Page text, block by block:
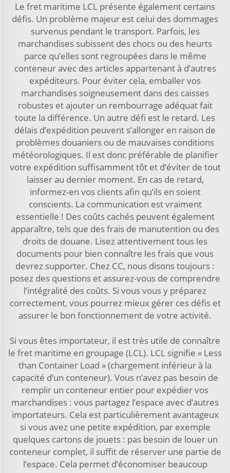
Le fret maritime LCL présente également certains
défis. Un problème majeur est celui des dommages
survenus pendant le transport. Parfois, les
marchandises subissent des chocs ou des heurts
parce qu’elles sont regroupées dans le même
conteneur avec des articles appartenant à d’autres
expéditeurs. Pour éviter cela, emballer vos
marchandises soigneusement dans des caisses
robustes et ajouter un rembourrage adéquat fait
toute la différence. Un autre défi est le retard. Les
délais d’expédition peuvent s’allonger en raison de
problèmes douaniers ou de mauvaises conditions
météorologiques. Il est donc préférable de planifier
votre expédition suffisamment tôt et d’éviter de tout
laisser au dernier moment. En cas de retard,
informez-en vos clients afin qu’ils en soient
conscients. La communication est vraiment
essentielle ! Des coûts cachés peuvent également
apparaître, tels que des frais de manutention ou des
droits de douane. Lisez attentivement tous les
documents pour bien connaître les frais que vous
devrez supporter. Chez CC, nous disons toujours :
posez des questions et assurez-vous de comprendre
l’intégralité des coûts. Si vous vous y préparez
correctement, vous pourrez mieux gérer ces défis et
assurer le bon fonctionnement de votre activité.
Si vous êtes importateur, il est très utile de connaître
le fret maritime en groupage (LCL). LCL signifie « Less
than Container Load » (chargement inférieur à la
capacité d’un conteneur). Vous n’avez pas besoin de
remplir un conteneur entier pour expédier vos
marchandises : vous partagez l’espace avec d’autres
importateurs. Cela est particulièrement avantageux
si vous avez une petite expédition, par exemple
quelques cartons de jouets : pas besoin de louer un
conteneur complet, il suffit de réserver une partie de
l’espace. Cela permet d’économiser beaucoup